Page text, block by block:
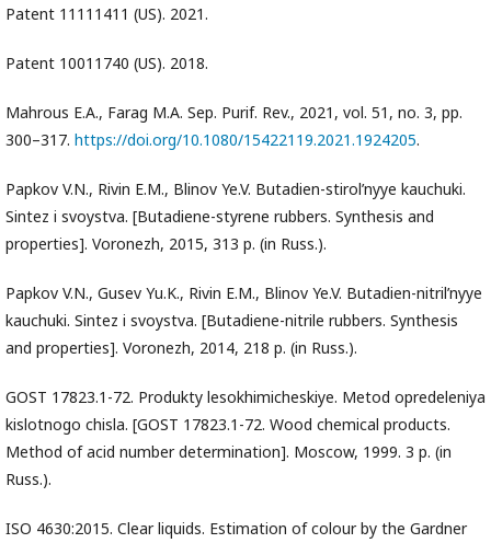
Patent 11111411 (US). 2021.
Patent 10011740 (US). 2018.
Mahrous E.A., Farag M.A. Sep. Purif. Rev., 2021, vol. 51, no. 3, pp.
300–317. https://doi.org/10.1080/15422119.2021.1924205.
Papkov V.N., Rivin E.M., Blinov Ye.V. Butadien-stirol’nyye kauchuki.
Sintez i svoystva. [Butadiene-styrene rubbers. Synthesis and
properties]. Voronezh, 2015, 313 p. (in Russ.).
Papkov V.N., Gusev Yu.K., Rivin E.M., Blinov Ye.V. Butadien-nitril’nyye
kauchuki. Sintez i svoystva. [Butadiene-nitrile rubbers. Synthesis
and properties]. Voronezh, 2014, 218 p. (in Russ.).
GOST 17823.1-72. Produkty lesokhimicheskiye. Metod opredeleniya
kislotnogo chisla. [GOST 17823.1-72. Wood chemical products.
Method of acid number determination]. Moscow, 1999. 3 p. (in
Russ.).
ISO 4630:2015. Clear liquids. Estimation of colour by the Gardner